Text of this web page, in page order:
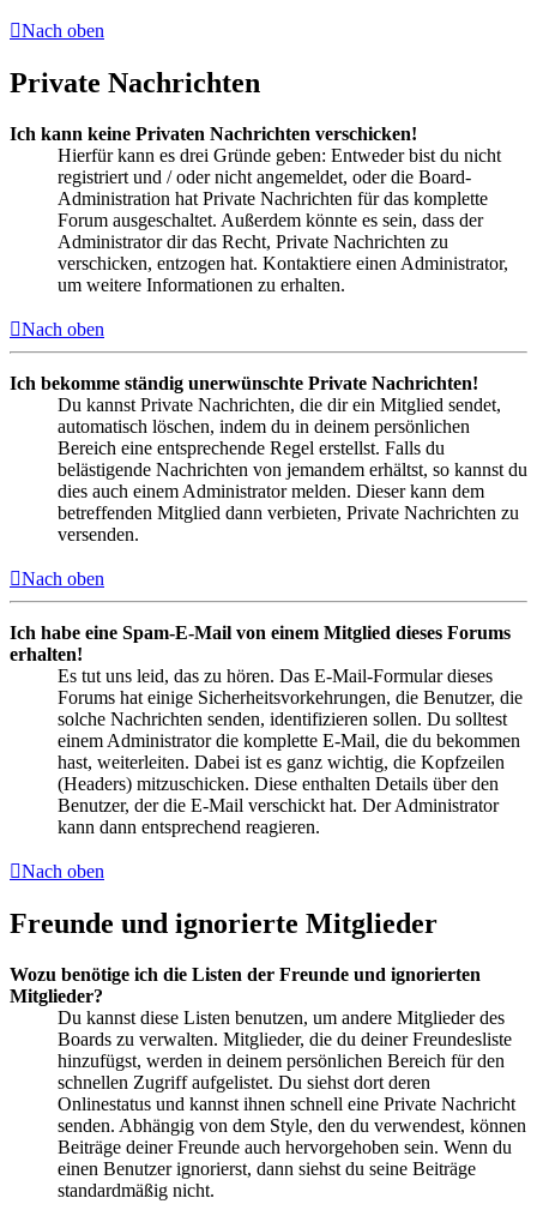
Nach oben
Private Nachrichten
Ich kann keine Privaten Nachrichten verschicken!
Hierfür kann es drei Gründe geben: Entweder bist du nicht
registriert und / oder nicht angemeldet, oder die Board-
Administration hat Private Nachrichten für das komplette
Forum ausgeschaltet. Außerdem könnte es sein, dass der
Administrator dir das Recht, Private Nachrichten zu
verschicken, entzogen hat. Kontaktiere einen Administrator,
um weitere Informationen zu erhalten.
Nach oben
Ich bekomme ständig unerwünschte Private Nachrichten!
Du kannst Private Nachrichten, die dir ein Mitglied sendet,
automatisch löschen, indem du in deinem persönlichen
Bereich eine entsprechende Regel erstellst. Falls du
belästigende Nachrichten von jemandem erhältst, so kannst du
dies auch einem Administrator melden. Dieser kann dem
betreffenden Mitglied dann verbieten, Private Nachrichten zu
versenden.
Nach oben
Ich habe eine Spam-E-Mail von einem Mitglied dieses Forums
erhalten!
Es tut uns leid, das zu hören. Das E-Mail-Formular dieses
Forums hat einige Sicherheitsvorkehrungen, die Benutzer, die
solche Nachrichten senden, identifizieren sollen. Du solltest
einem Administrator die komplette E-Mail, die du bekommen
hast, weiterleiten. Dabei ist es ganz wichtig, die Kopfzeilen
(Headers) mitzuschicken. Diese enthalten Details über den
Benutzer, der die E-Mail verschickt hat. Der Administrator
kann dann entsprechend reagieren.
Nach oben
Freunde und ignorierte Mitglieder
Wozu benötige ich die Listen der Freunde und ignorierten
Mitglieder?
Du kannst diese Listen benutzen, um andere Mitglieder des
Boards zu verwalten. Mitglieder, die du deiner Freundesliste
hinzufügst, werden in deinem persönlichen Bereich für den
schnellen Zugriff aufgelistet. Du siehst dort deren
Onlinestatus und kannst ihnen schnell eine Private Nachricht
senden. Abhängig von dem Style, den du verwendest, können
Beiträge deiner Freunde auch hervorgehoben sein. Wenn du
einen Benutzer ignorierst, dann siehst du seine Beiträge
standardmäßig nicht.